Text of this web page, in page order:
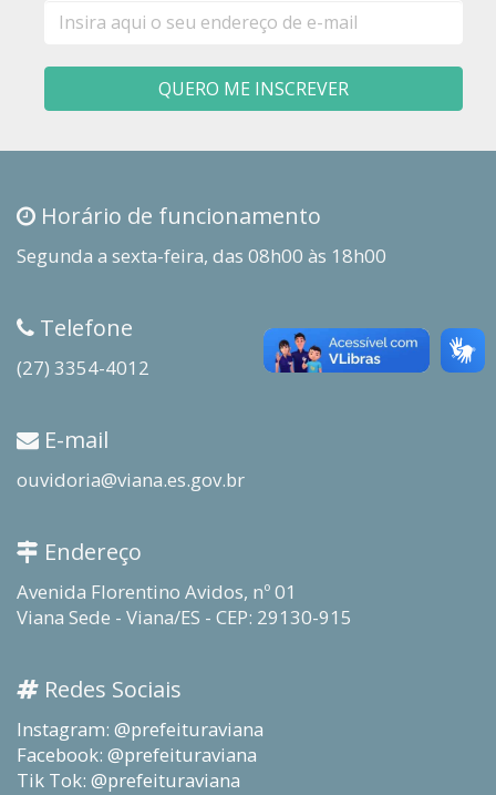
mail
QUERO ME INSCREVER
Horário de funcionamento
Segunda a sexta-feira, das 08h00 às 18h00
Telefone
(27) 3354-4012
E-mail
ouvidoria@viana.es.gov.br
Endereço
Avenida Florentino Avidos, nº 01
Viana Sede - Viana/ES - CEP: 29130-915
Redes Sociais
Instagram: @prefeituraviana
Facebook: @prefeituraviana
Tik Tok: @prefeituraviana